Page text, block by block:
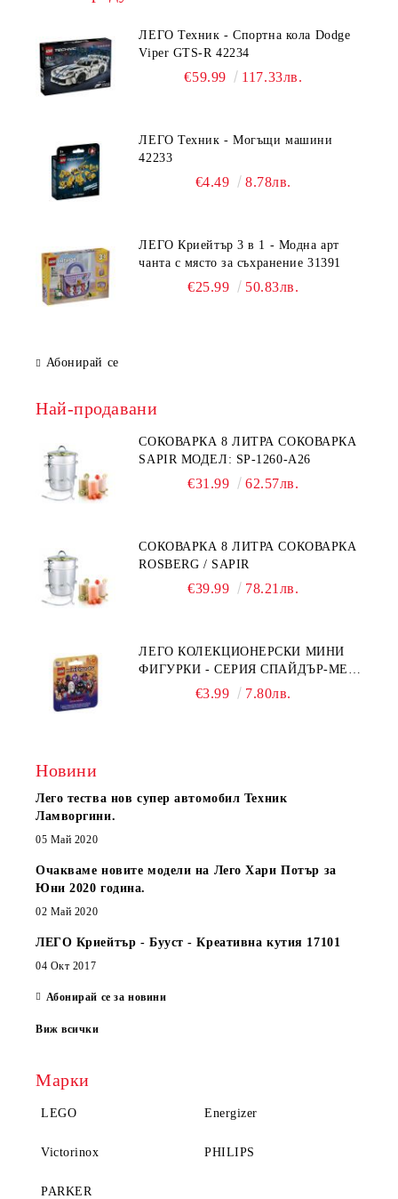
ЛЕГО Техник - Спортна кола Dodge
Viper GTS-R 42234
€59.99 117.33лв.
ЛЕГО Техник - Могъщи машини
42233
€4.49 8.78лв.
ЛЕГО Криейтър 3 в 1 - Модна арт
чанта с място за съхранение 31391
€25.99 50.83лв.
Абонирай се
Най-продавани
СОКОВАРКА 8 ЛИТРА СОКОВАРКА
SAPIR МОДЕЛ: SP-1260-A26
€31.99 62.57лв.
СОКОВАРКА 8 ЛИТРА СОКОВАРКА
ROSBERG / SAPIR
€39.99 78.21лв.
ЛЕГО КОЛЕКЦИОНЕРСКИ МИНИ
ФИГУРКИ - СЕРИЯ СПАЙДЪР-МЕН:
ПРЕЗ СПАЙДИ-ВСЕЛЕНАТА 71050
€3.99 7.80лв.
Новини
Лего тества нов супер автомобил Техник
Ламворгини.
05 Май 2020
Очакваме новите модели на Лего Хари Потър за
Юни 2020 година.
02 Май 2020
ЛЕГО Криейтър - Бууст - Креативна кутия 17101
04 Окт 2017
Абонирай се за новини
Виж всички
Марки
LEGO Energizer
Victorinox PHILIPS
PARKER